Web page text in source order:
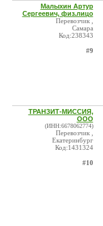
Малыхин Артур
Сергеевич, физ.лицо
Перевозчик ,
Самара
Код:238343
#9
ТРАНЗИТ-МИССИЯ,
ООО
(ИНН:6678062774)
Перевозчик ,
Екатеринбург
Код:1431324
#10